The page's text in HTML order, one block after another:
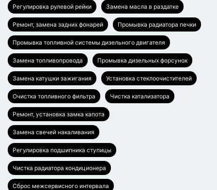
Регулировка рулевой рейки Замена масла в раздатке
Ремонт, замена задних фонарей Промывка радиатора печки
Промывка топливной системы дизельного двигателя
Замена топливопровода Промывка дизельных форсунок
Замена катушки зажигания Установка стеклоочистителей
Очистка топливного фильтра Чистка катализатора
Ремонт, установка замка капота
Замена свечей накаливания
Регулировка подшипника ступицы
Чистка радиатора кондиционера
Сброс межсервисного интервала